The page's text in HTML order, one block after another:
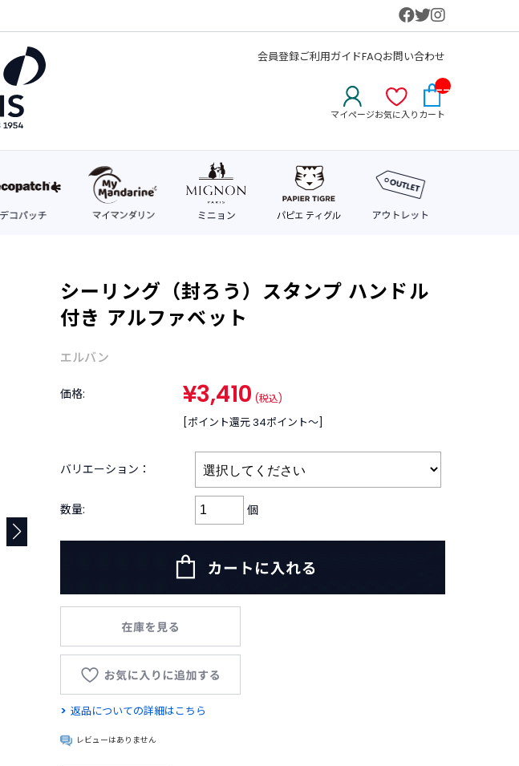
会員登録ご利用ガイドFAQお問い合わせ
マイページお気に入りカート
__
M_
T_
シーリング（封ろう）スタンプ ハンドル
付き アルファベット
エルバン
価格: ¥3,410 (税込)
[ポイント還元 34ポイント〜]
バリエーション：
数量: 個
返品についての詳細はこちら
レビューはありません